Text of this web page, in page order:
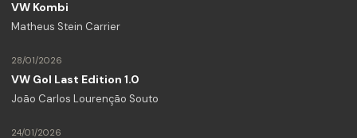
VW Kombi
Matheus Stein Carrier
28/01/2026
VW Gol Last Edition 1.0
João Carlos Lourenção Souto
24/01/2026